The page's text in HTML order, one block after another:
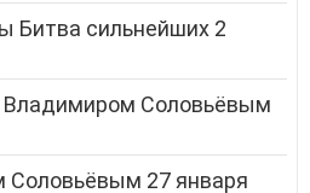
Битва сильнейших 2
Владимиром Соловьёвым
Соловьёвым 27 января